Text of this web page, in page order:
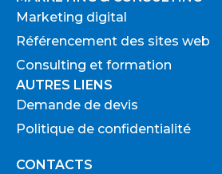
Marketing digital
Référencement des sites web
Consulting et formation
AUTRES LIENS
Demande de devis
Politique de confidentialité
CONTACTS